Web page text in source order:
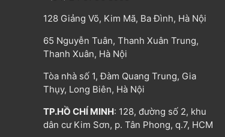
128 Giảng Võ, Kim Mã, Ba Đình, Hà Nội
65 Nguyễn Tuân, Thanh Xuân Trung,
Thanh Xuân, Hà Nội
Tòa nhà số 1, Đàm Quang Trung, Gia
Thụy, Long Biên, Hà Nội
TP.HỒ CHÍ MINH: 128, đường số 2, khu
dân cư Kim Sơn, p. Tân Phong, q.7, HCM